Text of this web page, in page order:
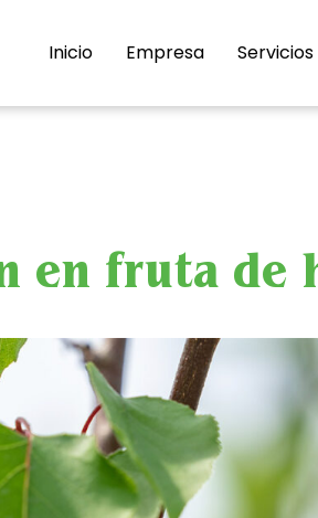
Inicio Empresa Servicios
en fruta de